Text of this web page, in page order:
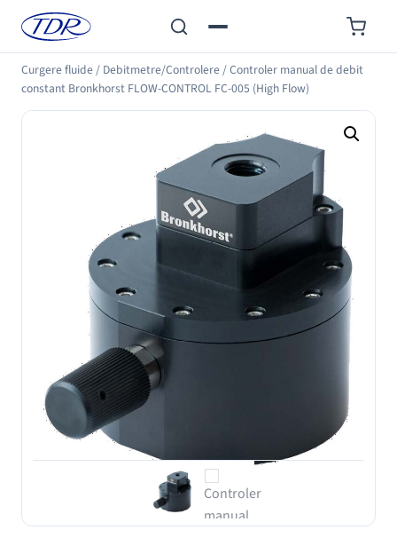
Curgere fluide/ Debitmetre/Controlere/Controler manual de debit
constant Bronkhorst FLOW-CONTROL FC-005 (High Flow)